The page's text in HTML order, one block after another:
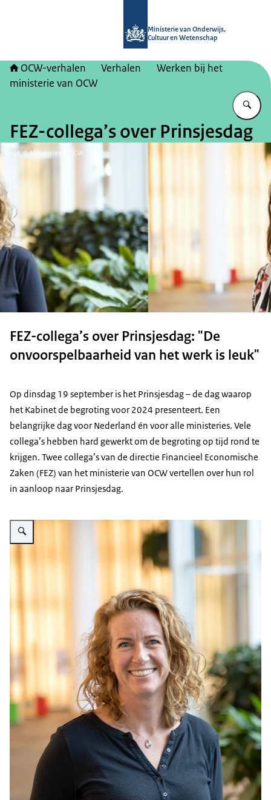
Ministerie van Onderwijs,
Cultuur en Wetenschap
OCW-verhalen Verhalen
Werken bij het
ministerie van OCW
FEZ-collega’s over Prinsjesdag
Beeld: © Ministerie van OCW
FEZ-collega’s over Prinsjesdag: "De
onvoorspelbaarheid van het werk is leuk"
Op dinsdag 19 september is het Prinsjesdag – de dag waarop
het Kabinet de begroting voor 2024 presenteert. Een
belangrijke dag voor Nederland én voor alle ministeries. Vele
collega’s hebben hard gewerkt om de begroting op tijd rond te
krijgen. Twee collega’s van de directie Financieel Economische
Zaken (FEZ) van het ministerie van OCW vertellen over hun rol
in aanloop naar Prinsjesdag.
Vergroot afbeelding Linda de Paepe is een vrouw met rood haar en